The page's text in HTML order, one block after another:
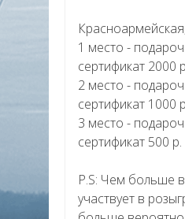
1 место -
сертификат 2000
2 место -
сертификат 1000 р
3 место -
сертификат 500 р.
P.S: Чем больше
участвует в